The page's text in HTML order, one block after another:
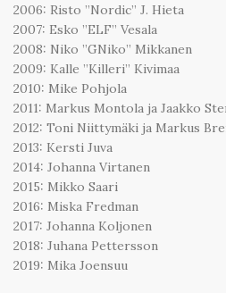
2006: Risto ”Nordic” J. Hieta
2007: Esko ”ELF” Vesala
2008: Niko ”GNiko” Mikkanen
2009: Kalle ”Killeri” Kivimaa
2010: Mike Pohjola
2011: Markus Montola ja Jaakko
2012: Toni Niittymäki ja Markus
2013: Kersti Juva
2014: Johanna Virtanen
2015: Mikko Saari
2016: Miska Fredman
2017: Johanna Koljonen
2018: Juhana Pettersson
2019: Mika Joensuu